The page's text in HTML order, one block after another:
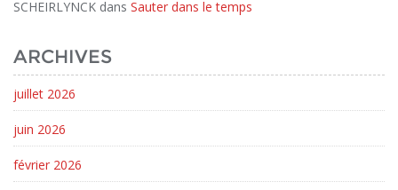
SCHEIRLYNCK dans Sauter dans le temps
ARCHIVES
juillet 2026
juin 2026
février 2026